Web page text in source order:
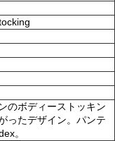
のボディーストッキン
ったデザイン。パンテ
。